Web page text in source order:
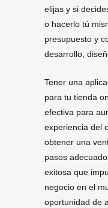
elijas y si
o hacerlo tú
presupuesto y
desarrollo,
Tener una
para tu tienda
efectiva para
experiencia del
obtener una
pasos
exitosa que
negocio en el
oportunidad de